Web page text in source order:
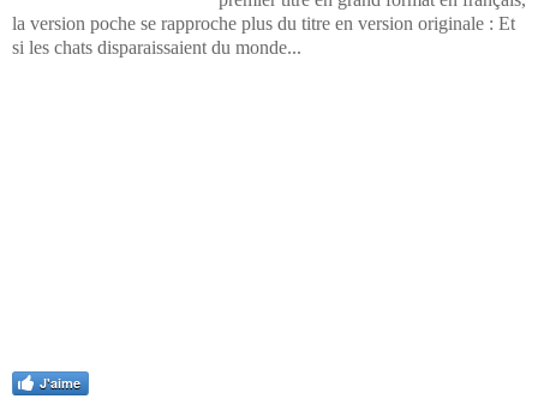
la version poche se rapproche plus du titre en version originale : Et
si les chats disparaissaient du monde...
J'aime